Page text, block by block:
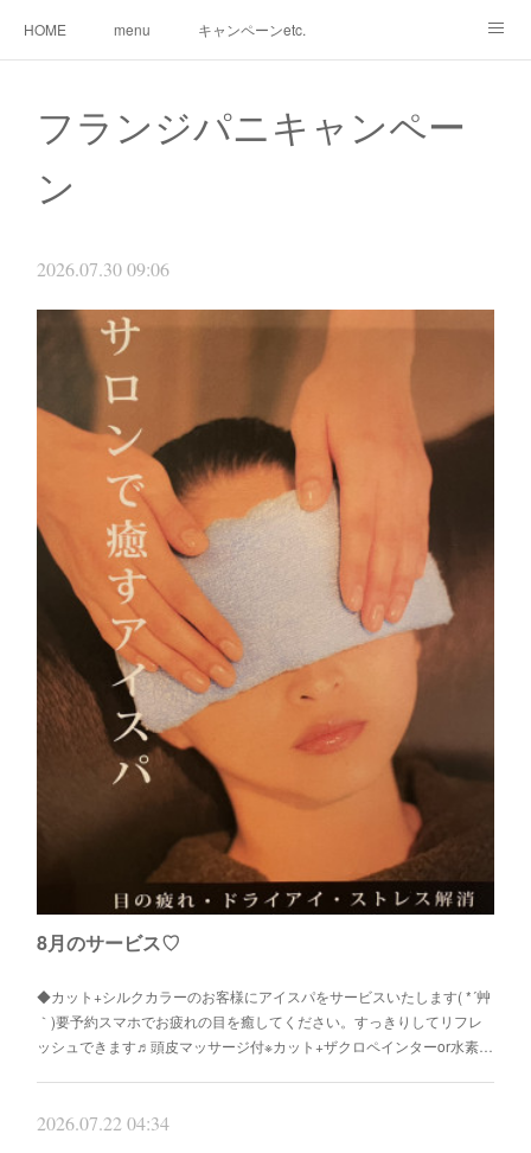
HOME menu キャンペーンetc.
サロン紹介 サービス 🌸gallery🌸
フランジパニキャンペー
ン
2026.07.30 09:06
8月のサービス♡
◆カット+シルクカラーのお客様にアイスパをサービスいたします( *´艸
｀)要予約スマホでお疲れの目を癒してください。すっきりしてリフレ
ッシュできます♬頭皮マッサージ付※カット+ザクロペインターor水素…
2026.07.22 04:34